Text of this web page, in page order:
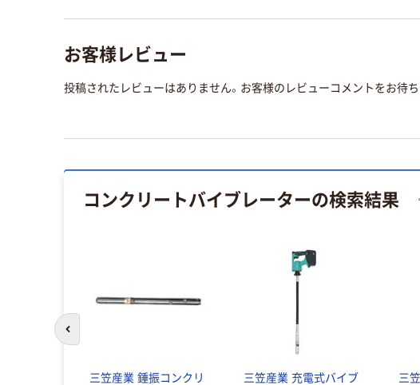
お客様レビュー
投稿されたレビューはありません。お客様のレビューコメントをお待ち
コンクリートバイブレーターの検索結果
三笠産業 錘振コンクリ
三笠産業 充電式バイブ
三